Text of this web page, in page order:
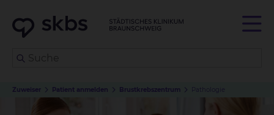
Zuweiser Patient anmelden Brustkrebszentrum Pathologie